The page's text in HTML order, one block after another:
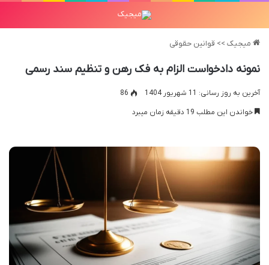
میجیک >> قوانین حقوقی
نمونه دادخواست الزام به فک رهن و تنظیم سند رسمی
آخرین به روز رسانی: 11 شهریور 1404
86
خواندن این مطلب 19 دقیقه زمان میبرد